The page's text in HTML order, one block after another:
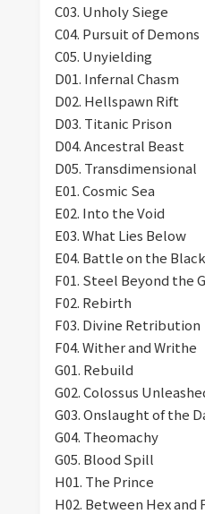
C03. Unholy Siege
C04. Pursuit of Demons
C05. Unyielding
D01. Infernal Chasm
D02. Hellspawn Rift
D03. Titanic Prison
D04. Ancestral Beast
D05. Transdimensional
E01. Cosmic Sea
E02. Into the Void
E03. What Lies Below
E04. Battle on the
F01. Steel Beyond the
F02. Rebirth
F03. Divine Retribution
F04. Wither and Writhe
G01. Rebuild
G02. Colossus
G03. Onslaught of the
G04. Theomachy
G05. Blood Spill
H01. The Prince
H02. Between Hex and